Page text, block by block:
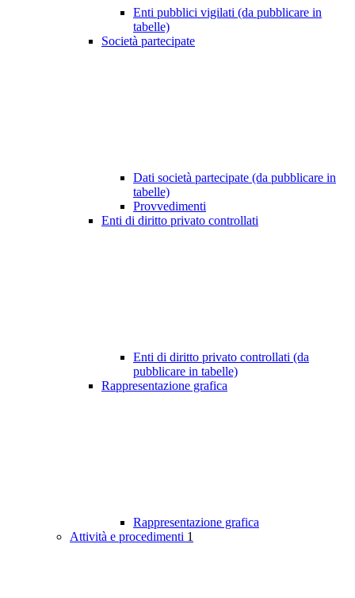
Enti pubblici vigilati (da pubblicare in
tabelle)
Società partecipate
Dati società partecipate (da pubblicare in
tabelle)
Provvedimenti
Enti di diritto privato controllati
Enti di diritto privato controllati (da
pubblicare in tabelle)
Rappresentazione grafica
Rappresentazione grafica
Attività e procedimenti 1